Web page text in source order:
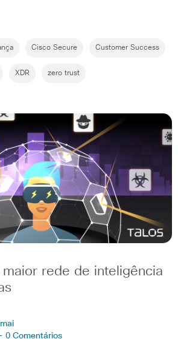
Cisco Secure Customer Success
XDR zero trust
maior rede de inteligência
0 Comentários